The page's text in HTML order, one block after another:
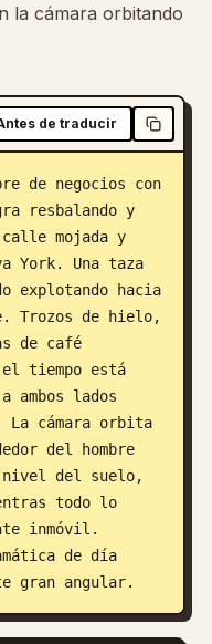
la cámara orbitando
de traducir
de negocios con
resbalando y
mojada y
York. Una taza
explotando hacia
Trozos de hielo,
de café
el tiempo está
ambos lados
La cámara orbita
del hombre
nivel del suelo,
todo lo
inmóvil.
de día
gran angular.